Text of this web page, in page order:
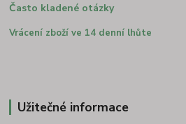
Často kladené otázky
Vrácení zboží ve 14 denní lhůte
Užitečné informace